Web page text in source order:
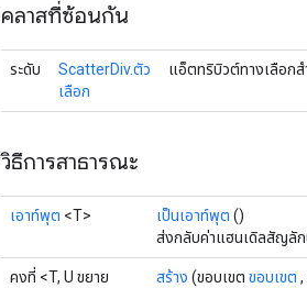
คลาสที่ซ้อนกัน
ระดับ
ScatterDiv.ตัว
เลือก
แอ็ตทริบิวต์ทางเลือกส
วิธีการสาธารณะ
เอาท์พุต <T> เป็นเอาท์พุต ()
ส่งกลับค่าแฮนเดิลสัญลั
คงที่ <T, U ขยาย
สร้าง (ขอบเขต ขอบเขต ,